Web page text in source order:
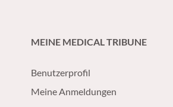
MEINE MEDICAL TRIBUNE
Benutzerprofil
Meine Anmeldungen